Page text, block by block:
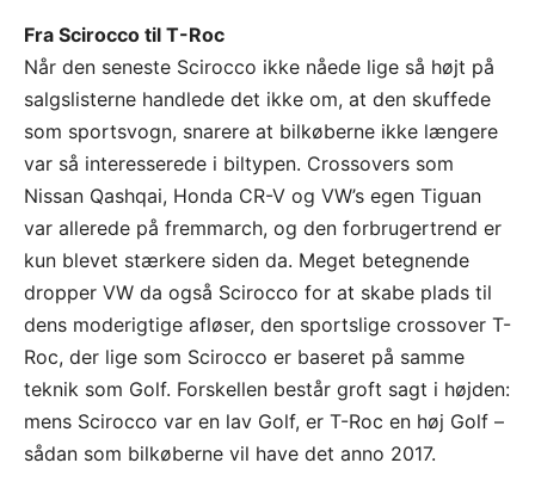
Fra Scirocco til T-Roc
Når den seneste Scirocco ikke nåede lige så højt på
salgslisterne handlede det ikke om, at den skuffede
som sportsvogn, snarere at bilkøberne ikke længere
var så interesserede i biltypen. Crossovers som
Nissan Qashqai, Honda CR-V og VW’s egen Tiguan
var allerede på fremmarch, og den forbrugertrend er
kun blevet stærkere siden da. Meget betegnende
dropper VW da også Scirocco for at skabe plads til
dens moderigtige afløser, den sportslige crossover T-
Roc, der lige som Scirocco er baseret på samme
teknik som Golf. Forskellen består groft sagt i højden:
mens Scirocco var en lav Golf, er T-Roc en høj Golf –
sådan som bilkøberne vil have det anno 2017.